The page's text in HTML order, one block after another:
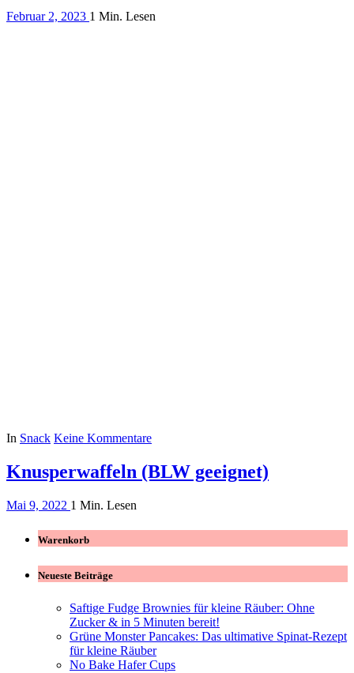
Februar 2, 2023 1 Min. Lesen
In Snack Keine Kommentare
Knusperwaffeln (BLW geeignet)
Mai 9, 2022 1 Min. Lesen
Warenkorb
Neueste Beiträge
Saftige Fudge Brownies für kleine Räuber: Ohne
Zucker & in 5 Minuten bereit!
Grüne Monster Pancakes: Das ultimative Spinat-Rezept
für kleine Räuber
No Bake Hafer Cups